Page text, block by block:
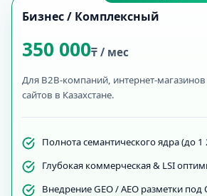
Бизнес / Комплексный
350 000₸ / мес
Для B2B-компаний, интернет-
сайтов в Казахстане.
Полнота семантического ядра (до
Глубокая коммерческая & LSI
Внедрение GEO / AEO разметки под